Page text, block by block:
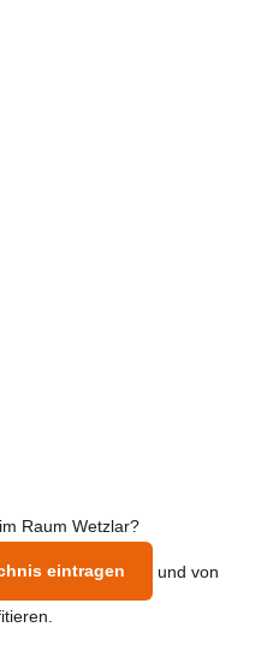
Raum Wetzlar?
eintragen und von